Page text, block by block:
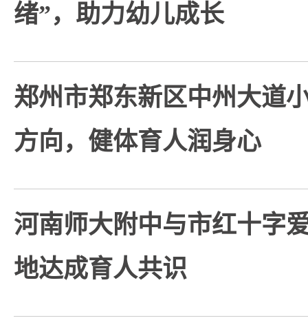
绪”，助力幼儿成长
郑州市郑东新区中州大道
方向，健体育人润身心
河南师大附中与市红十字
地达成育人共识